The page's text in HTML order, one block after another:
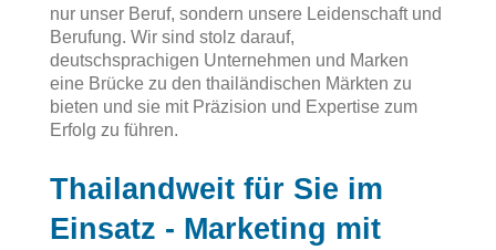
nur unser Beruf, sondern unsere Leidenschaft und
Berufung. Wir sind stolz darauf,
deutschsprachigen Unternehmen und Marken
eine Brücke zu den thailändischen Märkten zu
bieten und sie mit Präzision und Expertise zum
Erfolg zu führen.
Thailandweit für Sie im
Einsatz - Marketing mit